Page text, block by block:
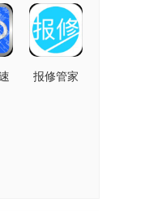
最新版
报修管家